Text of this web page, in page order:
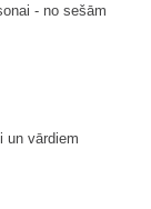
- no sešām
un vārdiem